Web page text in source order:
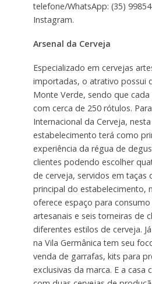
telefone/WhatsApp: (35)
Instagram.
Arsenal da Cerveja
Especializado em cervejas
importadas, o atrativo possui
Monte Verde, sendo que
com cerca de 250 rótulos.
Internacional da Cerveja,
estabelecimento terá como
experiência da régua de
clientes podendo escolher
de cerveja, servidos em taças
principal do estabelecimento,
oferece espaço para
artesanais e seis torneiras de
diferentes estilos de cerveja.
na Vila Germânica tem seu
venda de garrafas, kits para
exclusivas da marca. E a casa